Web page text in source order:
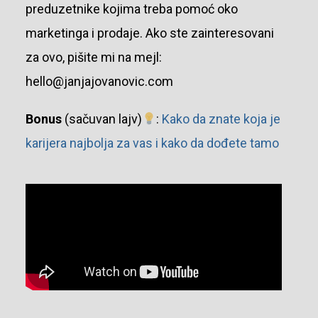
preduzetnike kojima treba pomoć oko
marketinga i prodaje. Ako ste zainteresovani
za ovo, pišite mi na mejl:
hello@janjajovanovic.com
Bonus(sačuvan lajv) : Kako da znate koja je
karijera najbolja za vas i kako da dođete tamo